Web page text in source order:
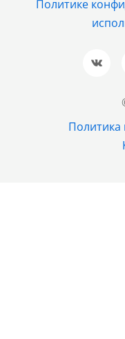
Политика
Политике
Барнаул
+7 (961) 999-93-
Новосибирск
+7 (843) 202-37-